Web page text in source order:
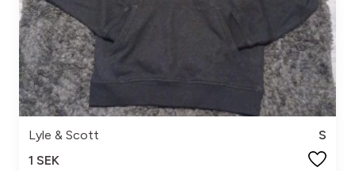
Lyle & Scott
S
1 SEK